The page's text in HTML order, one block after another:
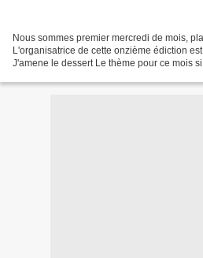
Nous sommes premier mercredi de mois,
L'organisatrice de cette onzième édiction
J'amene le dessert Le thème pour ce mois